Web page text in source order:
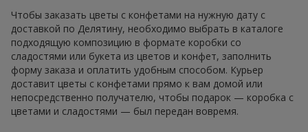
Чтобы заказать цветы с конфетами на нужную дату с
доставкой по Делятину, необходимо выбрать в каталоге
подходящую композицию в формате коробки со
сладостями или букета из цветов и конфет, заполнить
форму заказа и оплатить удобным способом. Курьер
доставит цветы с конфетами прямо к вам домой или
непосредственно получателю, чтобы подарок — коробка с
цветами и сладостями — был передан вовремя.